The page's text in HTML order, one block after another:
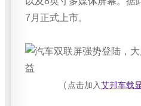
7月正式上市。
（ 点击加入艾邦车载